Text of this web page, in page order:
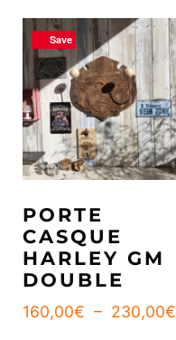
Save
PORTE
CASQUE
HARLEY GM
DOUBLE
160,00€ – 230,00€